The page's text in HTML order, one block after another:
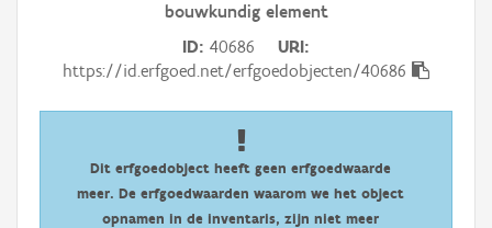
Persoon of collectief
bouwkundig element
ID 40686
URI
https://id.erfgoed.net/erfgoedobjecten/40686
Dit erfgoedobject heeft geen erfgoedwaarde
meer. De erfgoedwaarden waarom we het object
opnamen in de inventaris, zijn niet meer